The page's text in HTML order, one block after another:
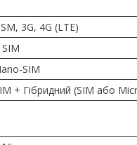
3G, 4G (LTE)
SIM
SIM
+ Гібридний (SIM або